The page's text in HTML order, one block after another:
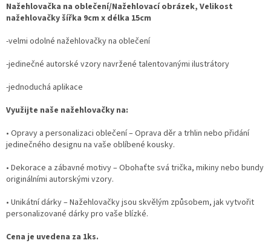
Nažehlovačka na oblečení/Nažehlovací obrázek, Velikost
nažehlovačky šířka 9cm x délka 15cm
-velmi odolné nažehlovačky na oblečení
-jedinečné autorské vzory navržené talentovanými ilustrátory
-jednoduchá aplikace
Využijte naše nažehlovačky na:
• Opravy a personalizaci oblečení – Oprava děr a trhlin nebo přidání
jedinečného designu na vaše oblíbené kousky.
• Dekorace a zábavné motivy – Obohaťte svá trička, mikiny nebo bundy
originálními autorskými vzory.
• Unikátní dárky – Nažehlovačky jsou skvělým způsobem, jak vytvořit
personalizované dárky pro vaše blízké.
Cena je uvedena za 1ks.